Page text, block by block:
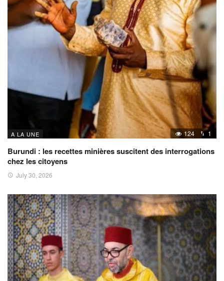
A LA UNE 124 1
Burundi : les recettes minières suscitent des interrogations
chez les citoyens
July 30, 2026